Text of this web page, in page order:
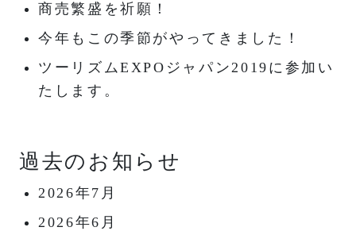
商売繁盛を祈願！
今年もこの季節がやってきました！
ツーリズムEXPOジャパン2019に参加い
たします。
過去のお知らせ
2026年7月
2026年6月